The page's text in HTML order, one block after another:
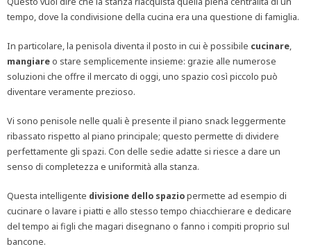
tempo, dove la condivisione della cucina era una questione di famiglia.
In particolare, la penisola diventa il posto in cui è possibile cucinare,
mangiareo stare semplicemente insieme: grazie alle numerose
soluzioni che offre il mercato di oggi, uno spazio così piccolo può
diventare veramente prezioso.
Vi sono penisole nelle quali è presente il piano snack leggermente
ribassato rispetto al piano principale; questo permette di dividere
perfettamente gli spazi. Con delle sedie adatte si riesce a dare un
senso di completezza e uniformità alla stanza.
Questa intelligente divisione dello spaziopermette ad esempio di
cucinare o lavare i piatti e allo stesso tempo chiacchierare e dedicare
del tempo ai figli che magari disegnano o fanno i compiti proprio sul
bancone.